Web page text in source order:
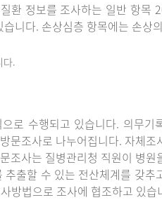
환 정보를 조사하는 일반 항목
니다. 손상심층 항목에는 손상
다.
로 수행되고 있습니다. 의무
문조사로 나누어집니다. 자체
조사는 질병관리청 직원이 병
출할 수 있는 전산체계를 갖
방법으로 조사에 협조하고 있습